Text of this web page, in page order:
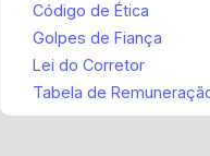
Código de Ética
Golpes de Fiança
Lei do Corretor
Tabela de